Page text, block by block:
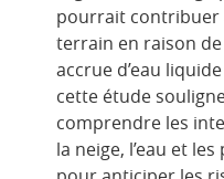
pourrait contribuer
terrain en raison
accrue d’eau
cette étude
comprendre les
la neige, l’eau et